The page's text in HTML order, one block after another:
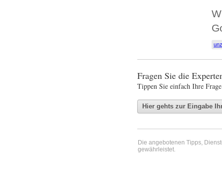
Fragen Sie die
Tippen Sie einfach Ihre
Die angebotenen Tipps,
gewährleistet.